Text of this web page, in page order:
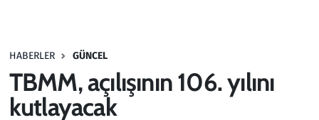
HABERLER GÜNCEL
TBMM, açılışının 106. yılını
kutlayacak
Haber
Kültür Sanat